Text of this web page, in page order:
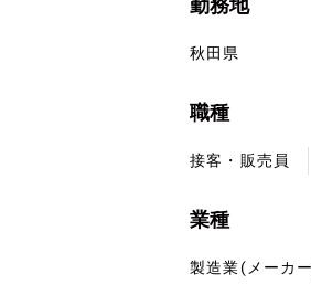
勤務地
秋田県
職種
接客・販売員
業種
製造業(メーカ